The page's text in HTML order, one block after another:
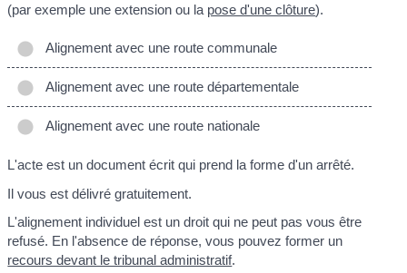
(par exemple une extension ou la pose d'une clôture).
Alignement avec une route communale
Alignement avec une route départementale
Alignement avec une route nationale
L'acte est un document écrit qui prend la forme d'un arrêté.
Il vous est délivré gratuitement.
L'alignement individuel est un droit qui ne peut pas vous être
refusé. En l'absence de réponse, vous pouvez former un
recours devant le tribunal administratif.